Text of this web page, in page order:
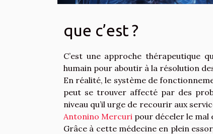
que c’est ?
C’est une approche thérapeutique
humain pour aboutir à la résolution
En réalité, le système de
peut se trouver affecté par des
niveau qu’il urge de recourir aux
Antonino Mercuri pour déceler le mal
Grâce à cette médecine en plein